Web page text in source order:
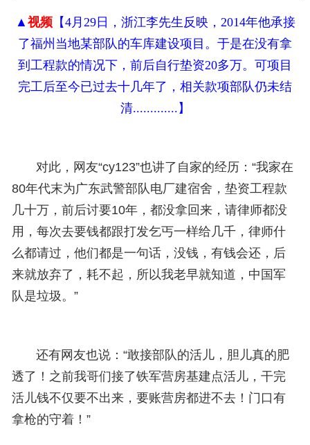
▲ 视频【4月29日，浙江李先生反映，2014年他承接
了福州当地某部队的车库建设项目。于是在没有拿
到工程款的情况下，前后自行垫资20多万。可项目
完工后至今已过去十几年了，相关款项部队仍未结
清.............】
对此，网友“cy123”也讲了自家的经历：“我家在
80年代末为广东武警部队电厂建宿舍，垫资工程款
几十万，前后讨要10年，都没拿回来，请律师都没
用，每次去要钱都跟打发乞丐一样给几千，律师什
么都请过，他们都是一句话，没钱，有钱会还，后
来就放弃了，耗不起，所以我老早就知道，中国军
队是垃圾。”
还有网友也说：“敢接部队的活儿，胆儿真的肥
透了！之前我哥们接了铁军营房基建点活儿，干完
活儿钱不仅要不出来，要账营房都进不去！门口有
拿枪的守着！”